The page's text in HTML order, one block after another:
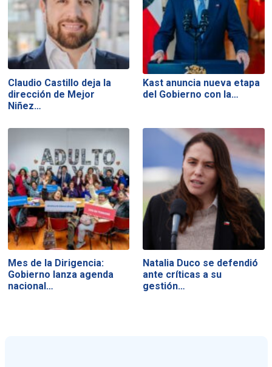
Claudio Castillo deja la
dirección de Mejor
Niñez…
Kast anuncia nueva etapa
del Gobierno con la…
Mes de la Dirigencia:
Gobierno lanza agenda
nacional…
Natalia Duco se defendió
ante críticas a su
gestión…